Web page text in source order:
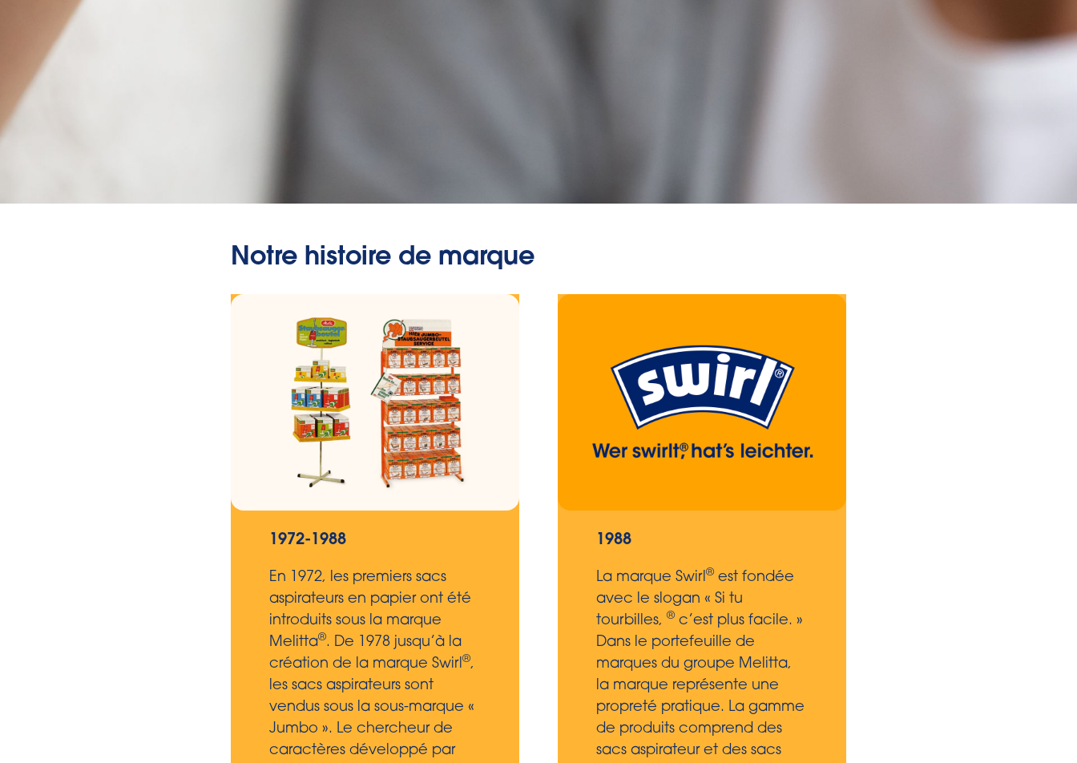
Notre histoire de marque
1972-1988
En 1972, les premiers sacs
aspirateurs en papier ont été
introduits sous la marque
Melitta®. De 1978 jusqu’à la
création de la marque Swirl®,
les sacs aspirateurs sont
vendus sous la sous-marque «
Jumbo ». Le chercheur de
caractères développé par
1988
La marque Swirl® est fondée
avec le slogan « Si tu
tourbilles, ® c’est plus facile. »
Dans le portefeuille de
marques du groupe Melitta,
la marque représente une
propreté pratique. La gamme
de produits comprend des
sacs aspirateur et des sacs